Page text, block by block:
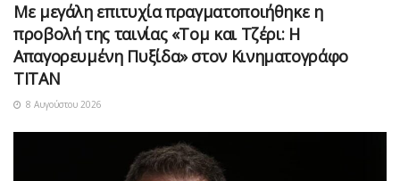
Με μεγάλη επιτυχία πραγματοποιήθηκε η
προβολή της ταινίας «Τομ και Τζέρι: Η
Απαγορευμένη Πυξίδα» στον Κινηματογράφο
ΤΙΤΑΝ
8 Αυγούστου 2026